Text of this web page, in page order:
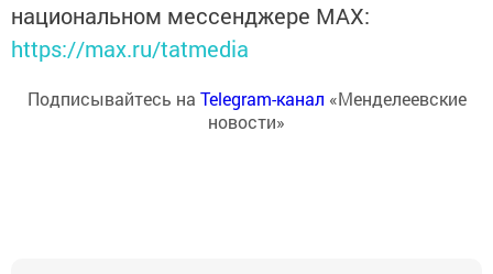
национальном мессенджере MАХ:
https://max.ru/tatmedia
Подписывайтесь на Telegram-канал «Менделеевские
новости»